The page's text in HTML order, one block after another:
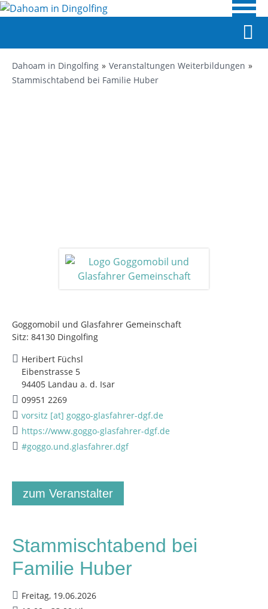
Dahoam in Dingolfing
Veranstaltungen Weiterbildungen
Stammischtabend bei Familie Huber
Goggomobil und Glasfahrer Gemeinschaft
Sitz: 84130 Dingolfing
Heribert Füchsl
Eibenstrasse 5
94405 Landau a. d. Isar
09951 2269
vorsitz [at] goggo-glasfahrer-dgf.de
https://www.goggo-glasfahrer-dgf.de
#goggo.und.glasfahrer.dgf
zum Veranstalter
Stammischtabend bei
Familie Huber
Freitag, 19.06.2026